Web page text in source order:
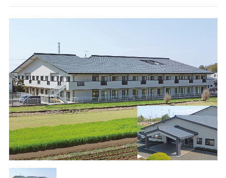
フリーハットⅡ型
FHR-2000
フラットライン
エコウェーブ
タイマルーフ M型
タイマルーフ F25
タイマルーフ T型
カナメ一文字葺き
カナメルーフ
洋瓦王(ヨウガオウ)
通気断熱工法
Vi65
Vi65 PLUS
Vi75・Vi125
Viカバー50
換気棟システム
換気棟システム
デザイン軒樋
カナメシャープ樋
技術情報
ダウンロード
お問い合わせ